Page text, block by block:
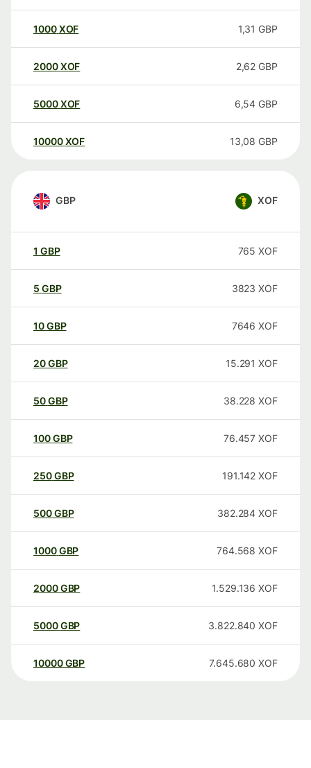
1000XOF 1,31 GBP
2000XOF 2,62 GBP
5000XOF 6,54 GBP
10000 XOF 13,08 GBP
GBP XOF
1 GBP 765 XOF
5 GBP 3823 XOF
10GBP 7646 XOF
20GBP 15.291 XOF
50GBP 38.228 XOF
100GBP 76.457 XOF
250GBP 191.142 XOF
500GBP 382.284 XOF
1000GBP 764.568 XOF
2000GBP 1.529.136 XOF
5000GBP 3.822.840 XOF
10000 GBP 7.645.680 XOF